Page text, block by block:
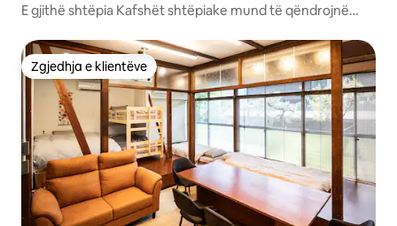
E gjithë shtëpia Kafshët shtëpiake mund të qëndrojnë
tenxhere etj.
Zgjedhja e klientëve
Zgjedhja e klientëve